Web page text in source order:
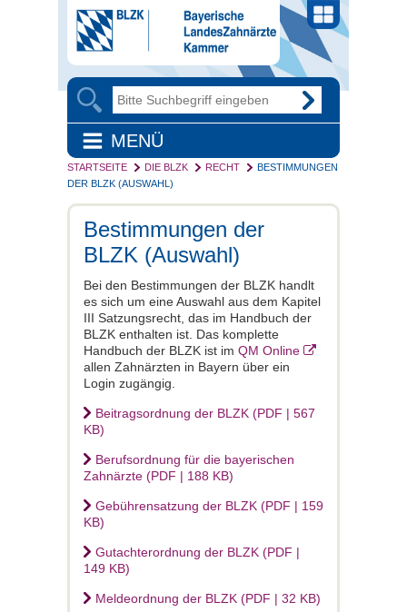
MENÜ
STARTSEITE DIE BLZK RECHT
BESTIMMUNGEN
DER BLZK (AUSWAHL)
Bestimmungen der
BLZK (Auswahl)
Bei den Bestimmungen der BLZK handlt
es sich um eine Auswahl aus dem Kapitel
III Satzungsrecht, das im Handbuch der
BLZK enthalten ist. Das komplette
Handbuch der BLZK ist im QM Online
allen Zahnärzten in Bayern über ein
Login zugängig.
Beitragsordnung der BLZK (PDF | 567
KB)
Berufsordnung für die bayerischen
Zahnärzte (PDF | 188 KB)
Gebührensatzung der BLZK (PDF | 159
KB)
Gutachterordnung der BLZK (PDF |
149 KB)
Meldeordnung der BLZK (PDF | 32 KB)